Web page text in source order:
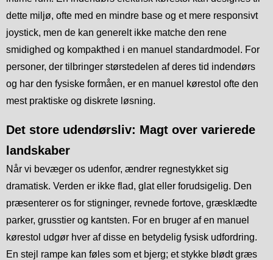
dette miljø, ofte med en mindre base og et mere responsivt
joystick, men de kan generelt ikke matche den rene
smidighed og kompakthed i en manuel standardmodel. For
personer, der tilbringer størstedelen af deres tid indendørs
og har den fysiske formåen, er en manuel kørestol ofte den
mest praktiske og diskrete løsning.
Det store udendørsliv: Magt over varierede
landskaber
Når vi bevæger os udenfor, ændrer regnestykket sig
dramatisk. Verden er ikke flad, glat eller forudsigelig. Den
præsenterer os for stigninger, revnede fortove, græsklædte
parker, grusstier og kantsten. For en bruger af en manuel
kørestol udgør hver af disse en betydelig fysisk udfordring.
En stejl rampe kan føles som et bjerg; et stykke blødt græs